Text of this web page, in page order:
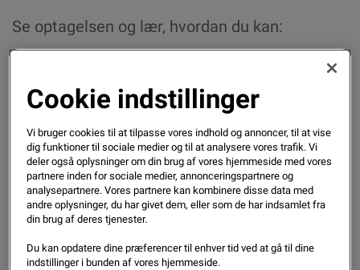
Se optagelsen og lær, hvordan du kan:
Godkende flere af de rigtige kunder uden at øge
Skabe en hurtigere og mere gnidningsfri
onboardingoplevelse
Opbygge tillid og værdi fra første kontakt
Se webinaret nedenforog få konkrete indsigter, der kan
skabe bæredygtig vækst.
Cookie indstillinger
Vi bruger cookies til at tilpasse vores indhold og annoncer, til at vise
dig funktioner til sociale medier og til at analysere vores trafik. Vi
deler også oplysninger om din brug af vores hjemmeside med vores
partnere inden for sociale medier, annonceringspartnere og
analysepartnere. Vores partnere kan kombinere disse data med
andre oplysninger, du har givet dem, eller som de har indsamlet fra
din brug af deres tjenester.
Du kan opdatere dine præferencer til enhver tid ved at gå til dine
indstillinger i bunden af vores hjemmeside.